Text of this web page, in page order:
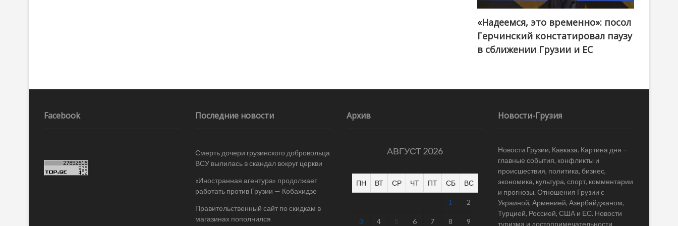
«Надеемся, это временно»: посол
Герчинский констатировал паузу
в сближении Грузии и ЕС
Facebook Последние новости
Смерть дочери грузинского добровольца
ВСУ вылилась в скандал вокруг церкви
«Иностранная агентура» продолжает
работать против Грузии — Кобахидзе
Правительственный сайт по скидкам в
магазинах пополнился
Архив
АВГУСТ 2026
ПН ВТ СР ЧТ ПТ СБ ВС
1 2
3 4 5 6 7 8 9
Новости-Грузия
Новости Грузии, Кавказа. Картина дня –
главные события, конфликты и
происшествия, политика, бизнес,
экономика, культура, спорт, комментарии
и прогнозы. Отношения Грузии с
Украиной, Арменией, Азербайджаном,
Турцией, Россией, США и ЕС. Новости
туризма и достопримечательности